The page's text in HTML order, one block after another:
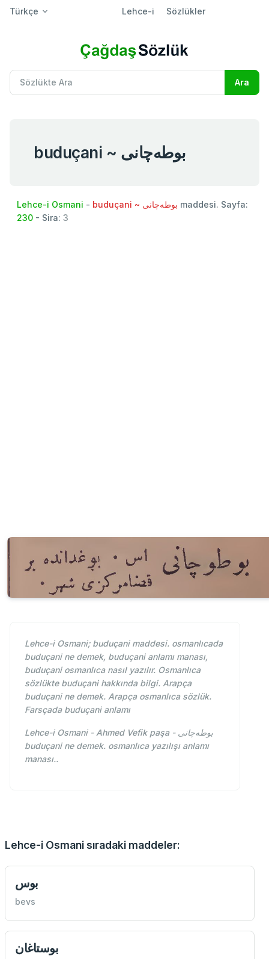
Türkçe Lehce-i Sözlükler
buduçani ~ بوطه‌چانی
Lehce-i Osmani - buduçani ~ بوطه‌چانی maddesi. Sayfa:
230 - Sira: 3
Lehce-i Osmani; buduçani maddesi. osmanlıcada
buduçani ne demek, buduçani anlamı manası,
buduçani osmanlıca nasıl yazılır. Osmanlıca
sözlükte buduçani hakkında bilgi. Arapça
buduçani ne demek. Arapça osmanlıca sözlük.
Farsçada buduçani anlamı
Lehce-i Osmani - Ahmed Vefik paşa - بوطه‌چانی
buduçani ne demek. osmanlıca yazılışı anlamı
manası..
Lehce-i Osmani sıradaki maddeler:
بوس
bevs
بوستاغان